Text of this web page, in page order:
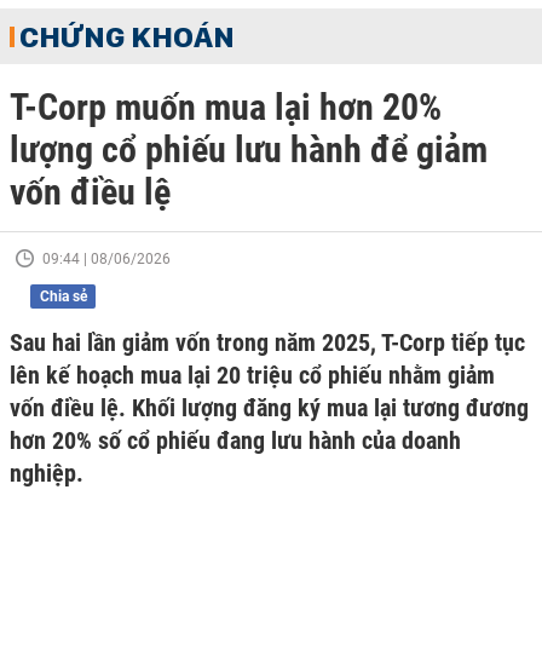
CHỨNG KHOÁN
T-Corp muốn mua lại hơn 20%
lượng cổ phiếu lưu hành để giảm
vốn điều lệ
09:44 | 08/06/2026
Chia sẻ
Sau hai lần giảm vốn trong năm 2025, T-Corp tiếp tục
lên kế hoạch mua lại 20 triệu cổ phiếu nhằm giảm
vốn điều lệ. Khối lượng đăng ký mua lại tương đương
hơn 20% số cổ phiếu đang lưu hành của doanh
nghiệp.